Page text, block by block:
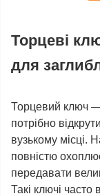
Торцеві
для
Торцевий ключ —
потрібно
вузькому місці.
повністю
передавати
Такі ключі